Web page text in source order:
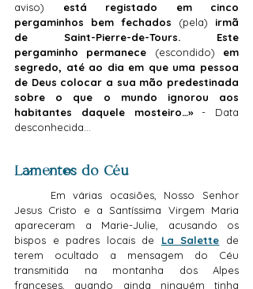
aviso) está registado em cinco
pergaminhos bem fechados (pela) irmã
de Saint-Pierre-de-Tours. Este
pergaminho permanece (escondido) em
segredo, até ao dia em que uma pessoa
de Deus colocar a sua mão predestinada
sobre o que o mundo ignorou aos
habitantes daquele mosteiro…» - Data
desconhecida…
Lamentos do Céu
Jesus Cristo e a Santíssima Virgem Maria
apareceram a Marie-Julie, acusando os
bispos e padres locais de La Salette de
terem ocultado a mensagem do Céu
transmitida na montanha dos Alpes
franceses, quando ainda ninguém tinha